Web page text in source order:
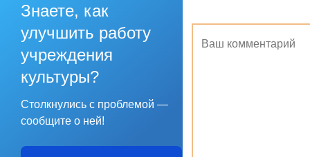
Знаете, как
улучшить работу
учреждения
культуры?
Столкнулись с проблемой —
сообщите о ней!